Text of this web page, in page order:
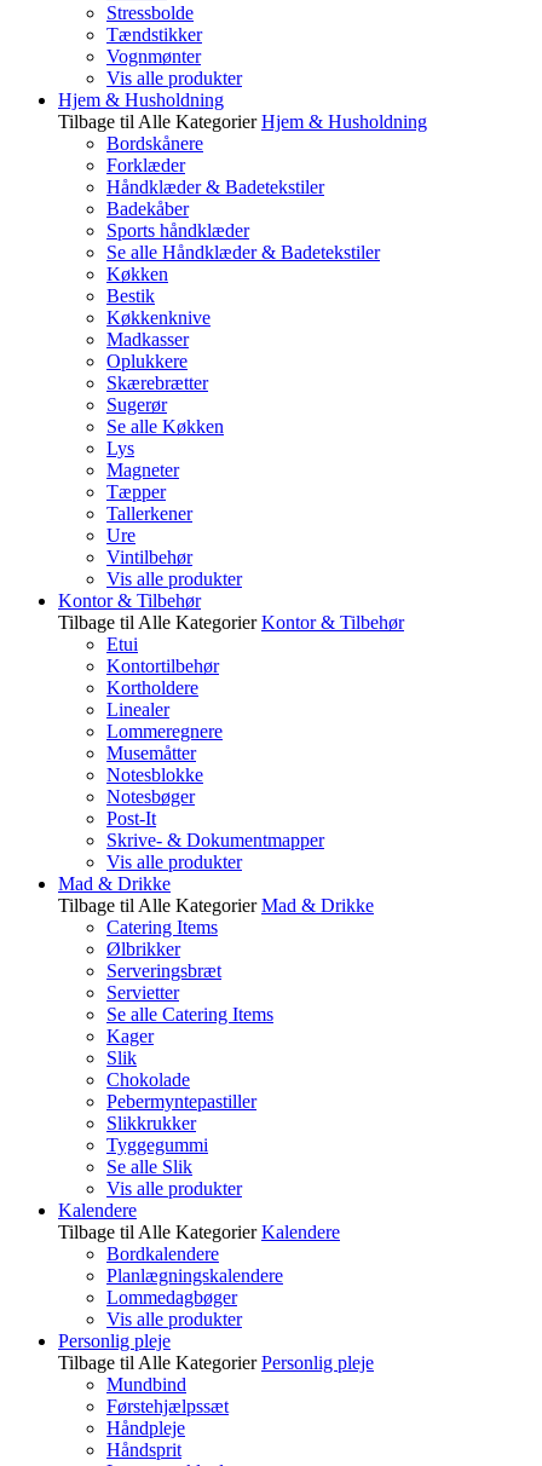
Stressbolde
Tændstikker
Vognmønter
Vis alle produkter
Hjem & Husholdning
Tilbage til Alle Kategorier Hjem & Husholdning
Bordskånere
Forklæder
Håndklæder & Badetekstiler
Badekåber
Sports håndklæder
Se alle Håndklæder & Badetekstiler
Køkken
Bestik
Køkkenknive
Madkasser
Oplukkere
Skærebrætter
Sugerør
Se alle Køkken
Lys
Magneter
Tæpper
Tallerkener
Ure
Vintilbehør
Vis alle produkter
Kontor & Tilbehør
Tilbage til Alle Kategorier Kontor & Tilbehør
Etui
Kontortilbehør
Kortholdere
Linealer
Lommeregnere
Musemåtter
Notesblokke
Notesbøger
Post-It
Skrive- & Dokumentmapper
Vis alle produkter
Mad & Drikke
Tilbage til Alle Kategorier Mad & Drikke
Catering Items
Ølbrikker
Serveringsbræt
Servietter
Se alle Catering Items
Kager
Slik
Chokolade
Pebermyntepastiller
Slikkrukker
Tyggegummi
Se alle Slik
Vis alle produkter
Kalendere
Tilbage til Alle Kategorier Kalendere
Bordkalendere
Planlægningskalendere
Lommedagbøger
Vis alle produkter
Personlig pleje
Tilbage til Alle Kategorier Personlig pleje
Mundbind
Førstehjælpssæt
Håndpleje
Håndsprit